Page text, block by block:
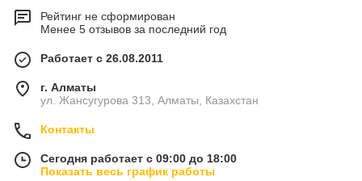
Рейтинг не сформирован
Менее 5 отзывов за последний год
Работает с 26.08.2011
г. Алматы
ул. Жансугурова 313, Алматы, Казахстан
Контакты
Сегодня работает с 09:00 до 18:00
Показать весь график работы